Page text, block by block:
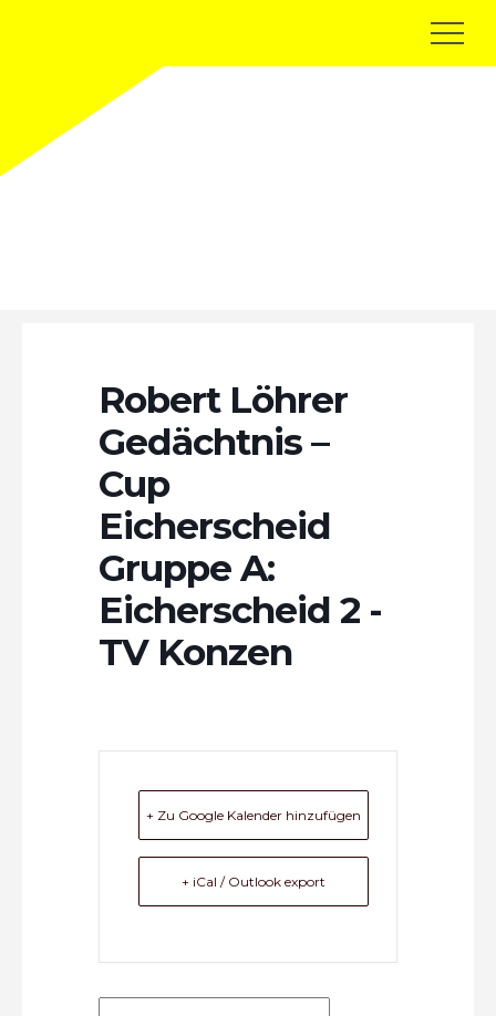
Robert Löhrer
Gedächtnis –
Cup
Eicherscheid
Gruppe A:
Eicherscheid 2 -
TV Konzen
+ Zu Google Kalender hinzufügen
+ iCal / Outlook export